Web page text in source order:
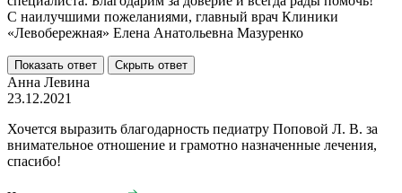
С наилучшими пожеланиями, главный врач Клиники
«Левобережная» Елена Анатольевна Мазуренко
Показать ответ Скрыть ответ
Анна Левина
23.12.2021
Хочется выразить благодарность педиатру Поповой Л. В. за
внимательное отношение и грамотно назначенные лечения,
спасибо!